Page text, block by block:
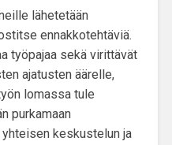
lähetetään
ennakkotehtäviä.
työpajaa sekä virittävät
ajatusten äärelle,
lomassa tule
purkamaan
keskustelun ja